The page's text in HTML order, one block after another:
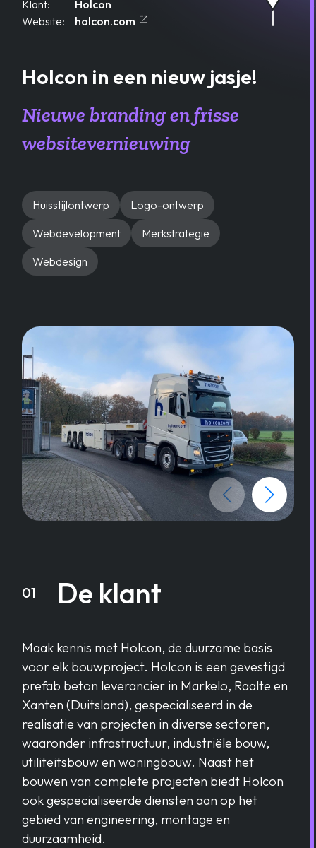
Klant:
Holcon
Website:
holcon.com open_in_new
Holcon in een nieuw jasje!
Nieuwe branding en frisse
websitevernieuwing
Huisstijlontwerp
Logo-ontwerp
Webdevelopment
Merkstrategie
Webdesign
01 De klant
Maak kennis met Holcon, de duurzame basis
voor elk bouwproject. Holcon is een gevestigd
prefab beton leverancier in Markelo, Raalte en
Xanten (Duitsland), gespecialiseerd in de
realisatie van projecten in diverse sectoren,
waaronder infrastructuur, industriële bouw,
utiliteitsbouw en woningbouw. Naast het
bouwen van complete projecten biedt Holcon
ook gespecialiseerde diensten aan op het
gebied van engineering, montage en
duurzaamheid.